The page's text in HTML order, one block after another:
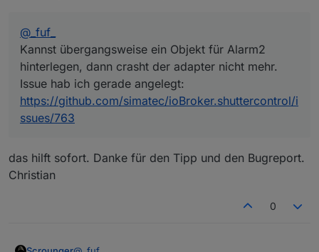
Gibt's die Funktion, wenn ja muss man das
irgendwo konfigurieren?
@ _fuf_
Kannst übergangsweise ein Objekt für Alarm2
hinterlegen, dann crasht der adapter nicht mehr.
Issue hab ich gerade angelegt:
https://github.com/simatec/ioBroker.shuttercontrol/i
ssues/763
das hilft sofort. Danke für den Tipp und den Bugreport.
Christian
0